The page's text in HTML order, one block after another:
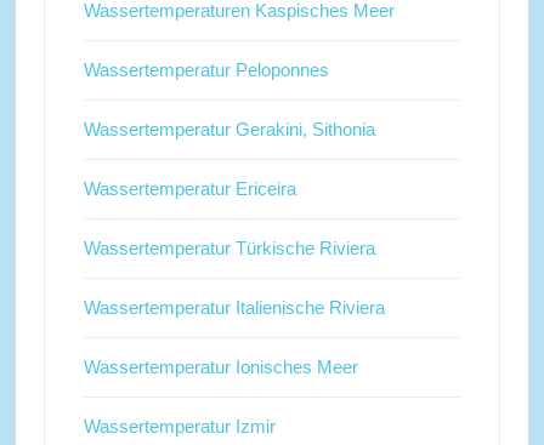
Wassertemperaturen Kaspisches Meer
Wassertemperatur Peloponnes
Wassertemperatur Gerakini, Sithonia
Wassertemperatur Ericeira
Wassertemperatur Türkische Riviera
Wassertemperatur Italienische Riviera
Wassertemperatur Ionisches Meer
Wassertemperatur Izmir